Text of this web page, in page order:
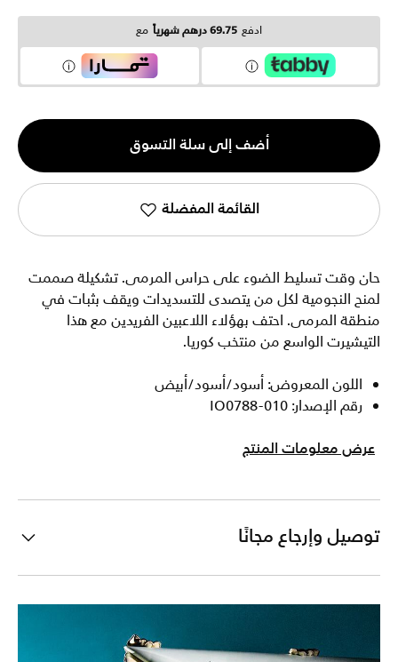
ادفع 69.75 درهم شهرياً مع
الكمية
1
أضف إلى سلة التسوق
القائمة المفضلة
حان وقت تسليط الضوء على حراس المرمى. تشكيلة صممت
لمنح النجومية لكل من يتصدى للتسديدات ويقف بثبات في
منطقة المرمى. احتف بهؤلاء اللاعبين الفريدين مع هذا
التيشيرت الواسع من منتخب كوريا.
اللون المعروض: أسود/أسود/أبيض
رقم الإصدار: IO0788-010
عرض معلومات المنتج
توصيل وإرجاع مجانًا